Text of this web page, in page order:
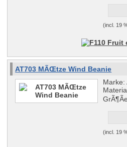
(incl. 19
AT703 MÃŒtze Wind Beanie
Marke:
(incl. 19